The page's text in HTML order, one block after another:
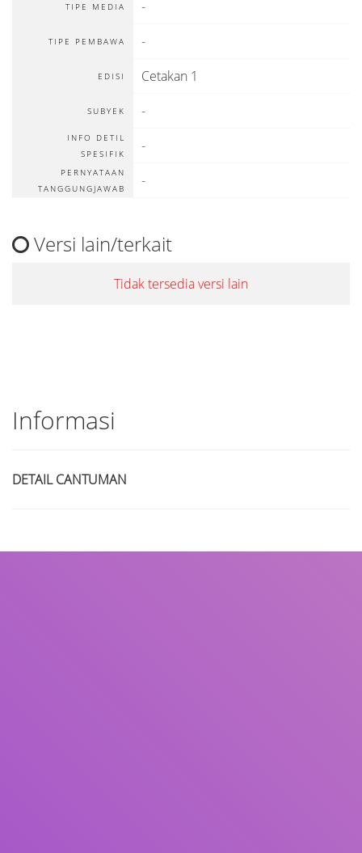
TIPE MEDIA -
TIPE PEMBAWA -
EDISI Cetakan 1
SUBYEK -
INFO DETIL
SPESIFIK
-
PERNYATAAN
TANGGUNGJAWAB
-
Versi lain/terkait
Tidak tersedia versi lain
Informasi
DETAIL CANTUMAN